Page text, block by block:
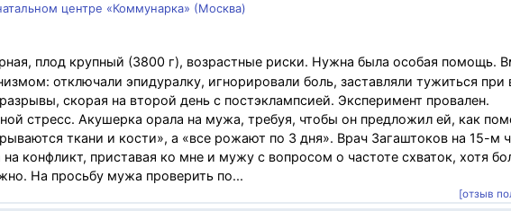
центре «Коммунарка» (Москва)
плод крупный (3800 г), возрастные риски. Нужна была особая помощь.
отключали эпидуралку, игнорировали боль, заставляли тужиться при
скорая на второй день с постэклампсией. Эксперимент провален.
стресс. Акушерка орала на мужа, требуя, чтобы он предложил ей, как
ткани и кости», а «все рожают по 3 дня». Врач Загаштоков на 15-м
конфликт, приставая ко мне и мужу с вопросом о частоте схваток, хотя
На просьбу мужа проверить по...
[отзыв